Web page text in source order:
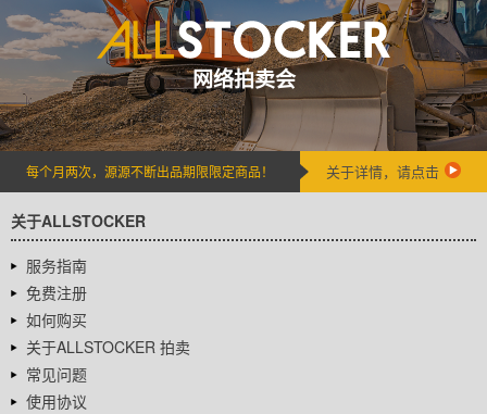
网络拍卖会
每个月两次，源源不断出品期限限定商品！ 关于详情，请点击
关于ALLSTOCKER
服务指南
免费注册
如何购买
关于ALLSTOCKER 拍卖
常见问题
使用协议